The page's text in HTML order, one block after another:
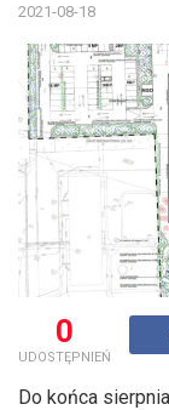
2021-08-18
0
UDOSTĘPNIEŃ
Do końca